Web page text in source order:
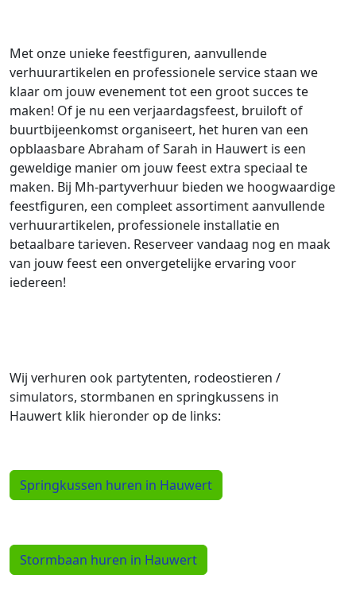
Met onze unieke feestfiguren, aanvullende
verhuurartikelen en professionele service staan we
klaar om jouw evenement tot een groot succes te
maken! Of je nu een verjaardagsfeest, bruiloft of
buurtbijeenkomst organiseert, het huren van een
opblaasbare Abraham of Sarah in Hauwert is een
geweldige manier om jouw feest extra speciaal te
maken. Bij Mh-partyverhuur bieden we hoogwaardige
feestfiguren, een compleet assortiment aanvullende
verhuurartikelen, professionele installatie en
betaalbare tarieven. Reserveer vandaag nog en maak
van jouw feest een onvergetelijke ervaring voor
iedereen!
Wij verhuren ook partytenten, rodeostieren /
simulators, stormbanen en springkussens in
Hauwert klik hieronder op de links:
Springkussen huren in Hauwert
Stormbaan huren in Hauwert